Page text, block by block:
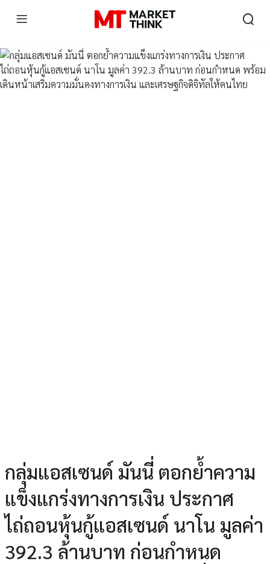
กลุ่มแอสเซนด์ มันนี่ ตอกย้ำความ
แข็งแกร่งทางการเงิน ประกาศ
ไถ่ถอนหุ้นกู้แอสเซนด์ นาโน มูลค่า
392.3 ล้านบาท ก่อนกำหนด